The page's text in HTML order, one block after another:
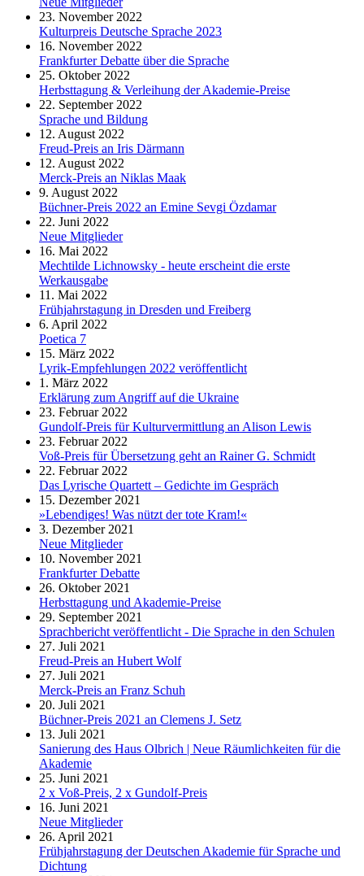
23. November 2022
Kulturpreis Deutsche Sprache 2023
16. November 2022
Frankfurter Debatte über die Sprache
25. Oktober 2022
Herbsttagung & Verleihung der Akademie-Preise
22. September 2022
Sprache und Bildung
12. August 2022
Freud-Preis an Iris Därmann
12. August 2022
Merck-Preis an Niklas Maak
9. August 2022
Büchner-Preis 2022 an Emine Sevgi Özdamar
22. Juni 2022
Neue Mitglieder
16. Mai 2022
Mechtilde Lichnowsky - heute erscheint die erste
Werkausgabe
11. Mai 2022
Frühjahrstagung in Dresden und Freiberg
6. April 2022
Poetica 7
15. März 2022
Lyrik-Empfehlungen 2022 veröffentlicht
1. März 2022
Erklärung zum Angriff auf die Ukraine
23. Februar 2022
Gundolf-Preis für Kulturvermittlung an Alison Lewis
23. Februar 2022
Voß-Preis für Übersetzung geht an Rainer G. Schmidt
22. Februar 2022
Das Lyrische Quartett – Gedichte im Gespräch
15. Dezember 2021
»Lebendiges! Was nützt der tote Kram!«
3. Dezember 2021
Neue Mitglieder
10. November 2021
Frankfurter Debatte
26. Oktober 2021
Herbsttagung und Akademie-Preise
29. September 2021
Sprachbericht veröffentlicht - Die Sprache in den Schulen
27. Juli 2021
Freud-Preis an Hubert Wolf
27. Juli 2021
Merck-Preis an Franz Schuh
20. Juli 2021
Büchner-Preis 2021 an Clemens J. Setz
13. Juli 2021
Sanierung des Haus Olbrich | Neue Räumlichkeiten für die
Akademie
25. Juni 2021
2 x Voß-Preis, 2 x Gundolf-Preis
16. Juni 2021
Neue Mitglieder
26. April 2021
Frühjahrstagung der Deutschen Akademie für Sprache und
Dichtung